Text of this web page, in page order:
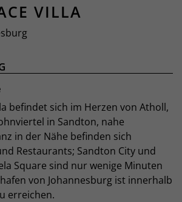
VILLA
befindet sich im Herzen von Atholl,
in Sandton, nahe
in der Nähe befinden sich
Restaurants; Sandton City und
Square sind nur wenige Minuten
von Johannesburg ist innerhalb
erreichen.